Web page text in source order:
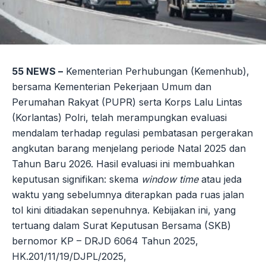
55 NEWS – Kementerian Perhubungan (Kemenhub),
bersama Kementerian Pekerjaan Umum dan
Perumahan Rakyat (PUPR) serta Korps Lalu Lintas
(Korlantas) Polri, telah merampungkan evaluasi
mendalam terhadap regulasi pembatasan pergerakan
angkutan barang menjelang periode Natal 2025 dan
Tahun Baru 2026. Hasil evaluasi ini membuahkan
keputusan signifikan: skema window timeatau jeda
waktu yang sebelumnya diterapkan pada ruas jalan
tol kini ditiadakan sepenuhnya. Kebijakan ini, yang
tertuang dalam Surat Keputusan Bersama (SKB)
bernomor KP – DRJD 6064 Tahun 2025,
HK.201/11/19/DJPL/2025,